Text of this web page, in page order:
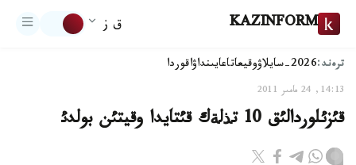
KAZINFORM ق ز
ترەند:2026-سايلاۋ وقيعاتاعايىنداۋاقوردا
14:13, 24 مامىر 2011
قئزئلوردالئق 10 تذلةك قئتايدا وقيتئن بولدئ